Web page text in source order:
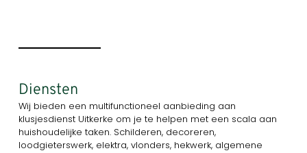
Diensten
Wij bieden een multifunctioneel aanbieding aan
klusjesdienst Uitkerke om je te helpen met een scala aan
huishoudelijke taken. Schilderen, decoreren,
loodgieterswerk, elektra, vlonders, hekwerk, algemene